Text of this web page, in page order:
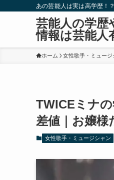
あの芸能人は実は高学歴！
芸能人の学歴
情報は芸能人
ホーム 女性歌手・ミュージ
TWICEミナ
差値｜お嬢様
女性歌手・ミュージシャン